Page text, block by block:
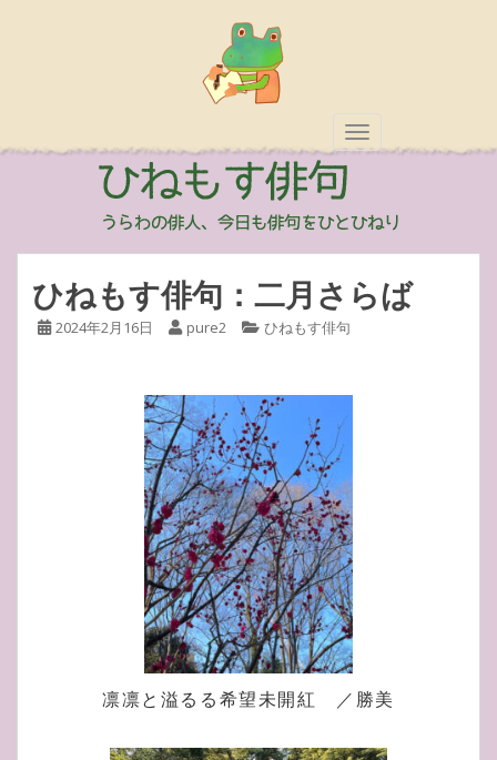
TOGGLE
ひねもす俳句：二月さらば
2024年2月16日 pure2 ひねもす俳句
凛凛と溢るる希望未開紅 ／勝美